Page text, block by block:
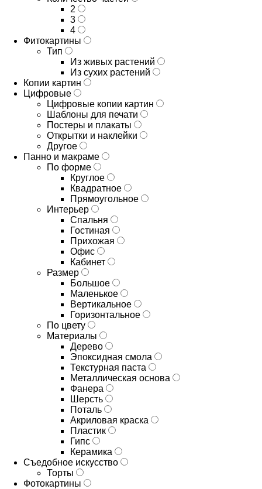
2
3
4
Фитокартины
Тип
Из живых растений
Из сухих растений
Копии картин
Цифровые
Цифровые копии картин
Шаблоны для печати
Постеры и плакаты
Открытки и наклейки
Другое
Панно и макраме
По форме
Круглое
Квадратное
Прямоугольное
Интерьер
Спальня
Гостиная
Прихожая
Офис
Кабинет
Размер
Большое
Маленькое
Вертикальное
Горизонтальное
По цвету
Материалы
Дерево
Эпоксидная смола
Текстурная паста
Металлическая основа
Фанера
Шерсть
Поталь
Акриловая краска
Пластик
Гипс
Керамика
Съедобное искусство
Торты
Фотокартины